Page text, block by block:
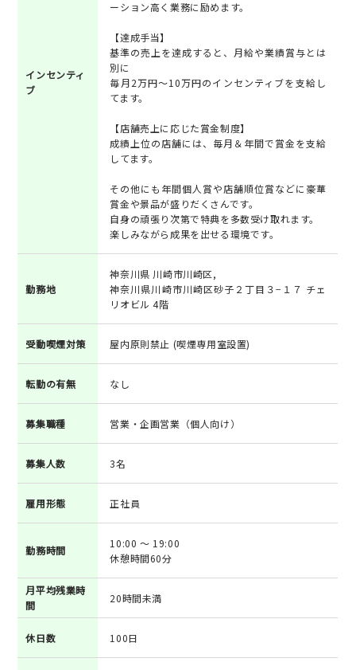
インセンティ
ブ
ーション高く業務に励めます。
【達成手当】
基準の売上を達成すると、月給や業績賞与とは
別に
毎月2万円～10万円のインセンティブを支給し
てます。
【店舗売上に応じた賞金制度】
成績上位の店舗には、毎月＆年間で賞金を支給
してます。
その他にも年間個人賞や店舗順位賞などに豪華
賞金や景品が盛りだくさんです。
自身の頑張り次第で特典を多数受け取れます。
楽しみながら成果を出せる環境です。
勤務地
神奈川県 川崎市川崎区,
神奈川県川崎市川崎区砂子２丁目３−１７ チェ
リオビル 4階
受動喫煙対策 屋内原則禁止 (喫煙専用室設置)
転勤の有無 なし
募集職種 営業・企画営業（個人向け）
募集人数 3名
雇用形態 正社員
勤務時間
10:00 ～ 19:00
休憩時間60分
月平均残業時
間
20時間未満
休日数 100日